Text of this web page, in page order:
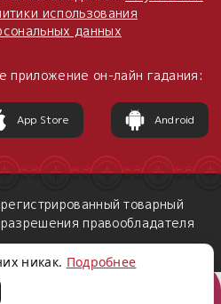
использования
данных
приложение он-лайн гадания:
App Store Android
товарный
правообладателя
никак. Подробнее